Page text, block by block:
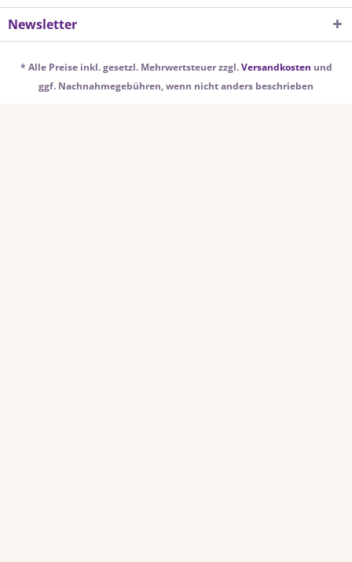
Newsletter
* Alle Preise inkl. gesetzl. Mehrwertsteuer zzgl.Versandkosten und
ggf. Nachnahmegebühren, wenn nicht anders beschrieben